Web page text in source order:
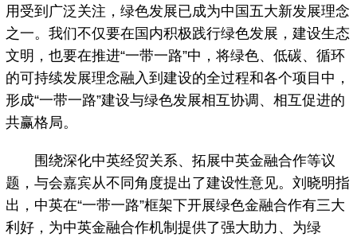
用受到广泛关注，绿色发展已成为中国五大新发展理念
之一。我们不仅要在国内积极践行绿色发展，建设生态
文明，也要在推进“一带一路”中，将绿色、低碳、循环
的可持续发展理念融入到建设的全过程和各个项目中，
形成“一带一路”建设与绿色发展相互协调、相互促进的
共赢格局。
围绕深化中英经贸关系、拓展中英金融合作等议
题，与会嘉宾从不同角度提出了建设性意见。刘晓明指
出，中英在“一带一路”框架下开展绿色金融合作有三大
利好，为中英金融合作机制提供了强大助力、为绿